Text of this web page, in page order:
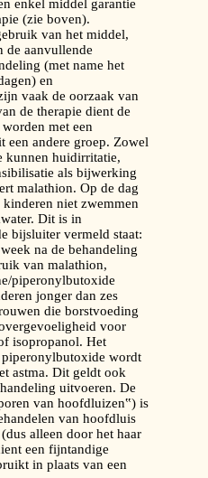
enkel middel garantie
(zie boven).
van het middel,
de aanvullende
(met name het
en
vaak de oorzaak van
de therapie dient de
met een
een andere groep. Zowel
kunnen huidirritatie,
als bijwerking
malathion. Op de dag
niet zwemmen
Dit is in
bijsluiter vermeld staat:
na de behandeling
van malathion,
piperonylbutoxide
jonger dan zes
die borstvoeding
voor
isopropanol. Het
wordt
astma. Dit geldt ook
uitvoeren. De
van hoofdluizen‟) is
van hoofdluis
alleen door het haar
een fijntandige
in plaats van een